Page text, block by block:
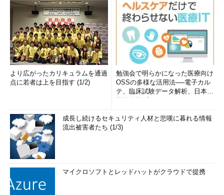
より広がったカリキュラムを通過
点に若者は上を目指す (1/2)
勉強会で明らかになった医療向け
OSSの多様な活用法──電子カル
テ、臨床試験データ解析、日本語
成長し続けるセキュリティ人材と悲嘆に暮れる情報
流出被害者たち (1/3)
マイクロソフトとレッドハットがクラウドで提携